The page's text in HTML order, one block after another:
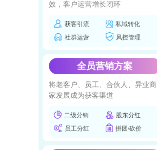
效，客户运营增长闭环
获客引流
私域转化
社群运营
风控管理
全员营销方案
将老客户、员工、合伙人、异业商
家发展成为获客渠道
二级分销
股东分红
员工分红
拼团/砍价